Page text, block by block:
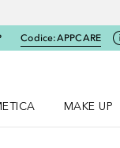
Codice:APPCARE
Douglas Home
MAKE UP